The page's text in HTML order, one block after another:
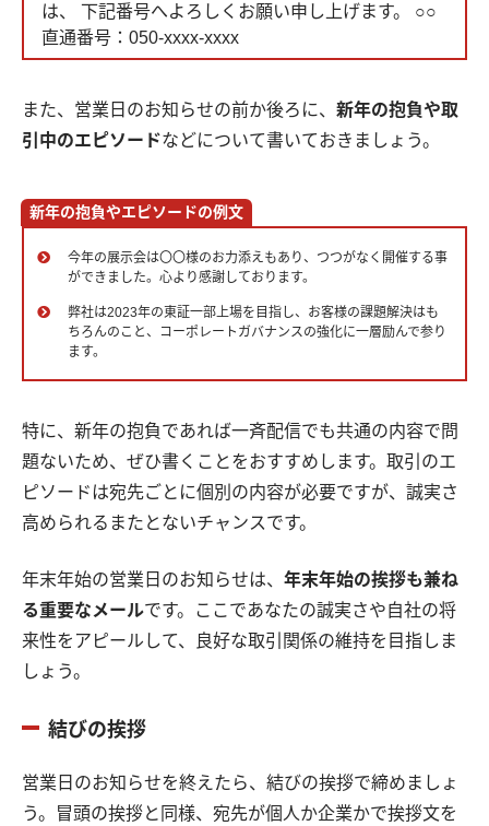
は、 下記番号へよろしくお願い申し上げます。 ○○
直通番号：050-xxxx-xxxx
また、営業日のお知らせの前か後ろに、 新年の抱負や取
引中のエピソードなどについて書いておきましょう。
新年の抱負やエピソードの例文
今年の展示会は〇〇様のお力添えもあり、つつがなく開催する事
ができました。心より感謝しております。
弊社は2023年の東証一部上場を目指し、お客様の課題解決はも
ちろんのこと、コーポレートガバナンスの強化に一層励んで参り
ます。
特に、新年の抱負であれば一斉配信でも共通の内容で問
題ないため、ぜひ書くことをおすすめします。取引のエ
ピソードは宛先ごとに個別の内容が必要ですが、誠実さ
高められるまたとないチャンスです。
年末年始の営業日のお知らせは、 年末年始の挨拶も兼ね
る重要なメールです。ここであなたの誠実さや自社の将
来性をアピールして、良好な取引関係の維持を目指しま
しょう。
結びの挨拶
営業日のお知らせを終えたら、結びの挨拶で締めましょ
う。冒頭の挨拶と同様、宛先が個人か企業かで挨拶文を